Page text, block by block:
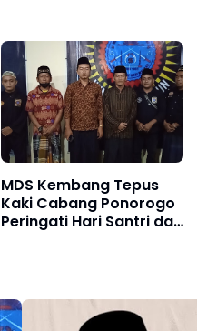
MDS Kembang Tepus
Kaki Cabang Ponorogo
Peringati Hari Santri dan